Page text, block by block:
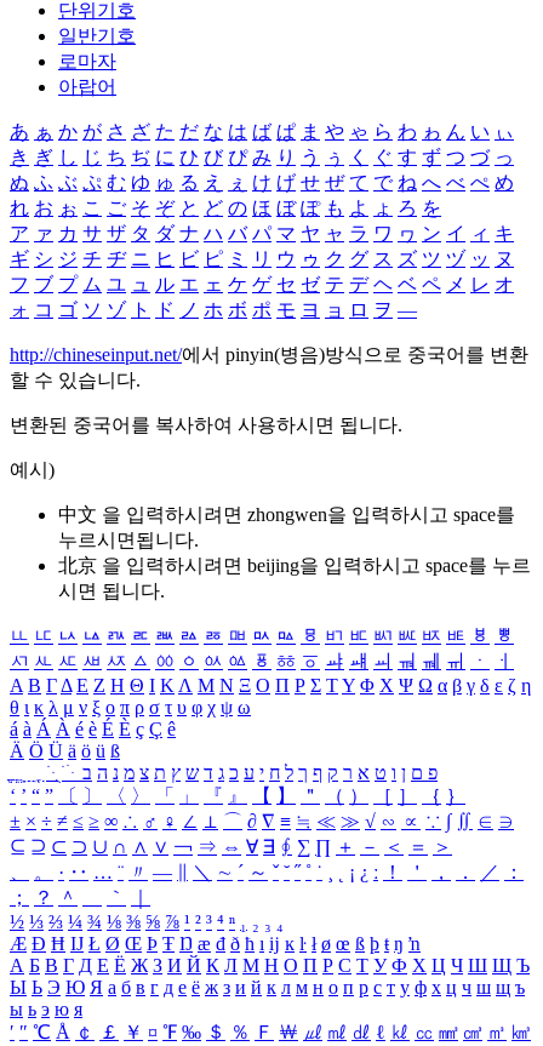
단위기호
일반기호
로마자
아랍어
あ ぁ か が さ ざ た だ な は ば ぱ ま や ゃ ら わ ゎ ん い ぃ
き ぎ し じ ち ぢ に ひ び ぴ み り う ぅ く ぐ す ず つ づ っ
ぬ ふ ぶ ぷ む ゆ ゅ る え ぇ け げ せ ぜ て で ね へ べ ぺ め
れ お ぉ こ ご そ ぞ と ど の ほ ぼ ぽ も よ ょ ろ を
ア ァ カ サ ザ タ ダ ナ ハ バ パ マ ヤ ャ ラ ワ ヮ ン イ ィ キ
ギ シ ジ チ ヂ ニ ヒ ビ ピ ミ リ ウ ゥ ク グ ス ズ ツ ヅ ッ ヌ
フ ブ プ ム ユ ュ ル エ ェ ケ ゲ セ ゼ テ デ ヘ ベ ペ メ レ オ
ォ コ ゴ ソ ゾ ト ド ノ ホ ボ ポ モ ヨ ョ ロ ヲ ―
http://chineseinput.net/에서 pinyin(병음)방식으로 중국어를 변환
할 수 있습니다.
변환된 중국어를 복사하여 사용하시면 됩니다.
예시)
中文 을 입력하시려면 zhongwen을 입력하시고 space를
누르시면됩니다.
北京 을 입력하시려면 beijing을 입력하시고 space를 누르
시면 됩니다.
ㅥ ㅦ ㅧ ㅨ ㅩ ㅪ ㅫ ㅬ ㅭ ㅮ ㅯ ㅰ ㅱ ㅲ ㅳ ㅴ ㅵ ㅶ ㅷ ㅸ
ㅹ
ㅺ ㅻ ㅼ ㅽ ㅾ ㅿ ㆀ ㆁ ㆂ ㆃ ㆄ ㆅ ㆆ ㆇ ㆈ ㆉ ㆊ ㆋ ㆌ ㆍ
ㆎ
Α Β ΓΔ Ε Ζ Η Θ Ι ΚΛ Μ Ν Ξ Ο Π Ρ Σ ΤΥ Φ Χ Ψ Ω α β γ δ ε ζ η
θ ι κ λ μ ν ξ ο π ρ σ τ υ φ χ ψ ω
á à Á À é è É È ç Ç ê
Ä Ö Ü ä ö ü ß
ִֶֹ ֻּ ׁׂ פ ם ן ו ט א ר ק ף ך ל ח י ע כ ג ד ש ץ ת צ מ נ ה ב
‘ ’ “ ” 〔 〕 〈 〉 「 」 『 』 【 】 ＂ （ ） ［ ］ ｛ ｝
± × ÷ ≠ ≤ ≥ ∞ ∴ ♂ ♀ ∠ ⊥ ⌒ ∂ ∇ ≡ ≒ ≪ ≫ √ ∽ ∝ ∵ ∫ ∬ ∈ ∋
⊆ ⊇ ⊂ ⊃ ∪ ∩ ∧ ∨ ￢ ⇒ ⇔ ∀ ∃ ∮ ∑ ∏ ＋ － ＜ ＝
＞
、
。 · ‥ … ¨ 〃 ― ＼ ∼ ´ ～ ˇ ˘ ˝ ˚ ˙ ¸ ¡ ¿ ː ！ ＇ ， ． ／
：
；
？ ＾ ｀
½ ⅓ ⅔ ¼ ¾ ⅛ ⅜ ⅝ ⅞ ¹ ² ³ ⁴ ⁿ ₁ ₂ ₃ ₄
Æ Ð Ħ Ĳ Ł Ø Œ Þ Ŧ Ŋ æ đ ð ħ ı ĳ ĸ ŀ ł ø œ ß þ ŧ ŋ ŉ
А Б В Г Д Е Ё Ж З И Й К Л М Н О П Р С Т У Ф Х Ц Ч Ш Щ Ъ
Ы Ь Э Ю Я а б в г д е ё ж з и й к л м н о п р с т у ф х ц ч ш щ ъ
ы ь э ю я
′ ″ ℃ Å ￠ ￡ ￥ ¤ ℉ ‰ ＄ ％ Ｆ ￦ ㎕ ㎖ ㎗ ℓ ㎘ ㏄ ㎣ ㎤ ㎥ ㎦